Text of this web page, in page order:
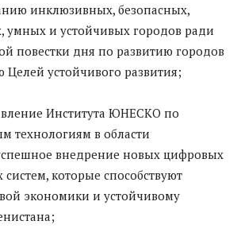
инклюзивных, безопасных,
умных и устойчивых городов ради
повестки дня по развитию городов
Целей устойчивого развития;
Института ЮНЕСКО по
технологиям в области
внедрение новых цифровых
систем, которые способствуют
экономики и устойчивому